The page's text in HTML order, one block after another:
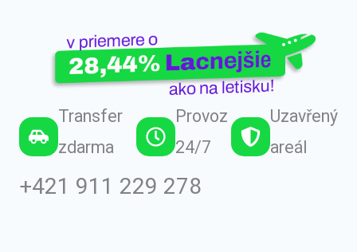
Transfer
zdarma
Provoz
24/7
Uzavřený
areál
+421 911 229 278